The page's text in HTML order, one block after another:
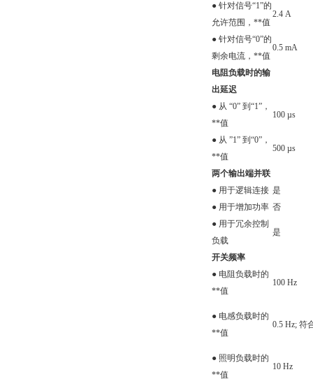
● 针对信号“1”的
允许范围，**值
2.4 A
● 针对信号“0”的
剩余电流，**值
0.5 mA
电阻负载时的输
出延迟
● 从 “0” 到“1”，
**值
100 µs
● 从 ”1” 到“0”，
**值
500 µs
两个输出端并联
● 用于逻辑连接 是
● 用于增加功率 否
● 用于冗余控制
负载
是
开关频率
● 电阻负载时的
**值
100 Hz
● 电感负载时的
**值
0.5 Hz; 符
● 照明负载时的
**值
10 Hz